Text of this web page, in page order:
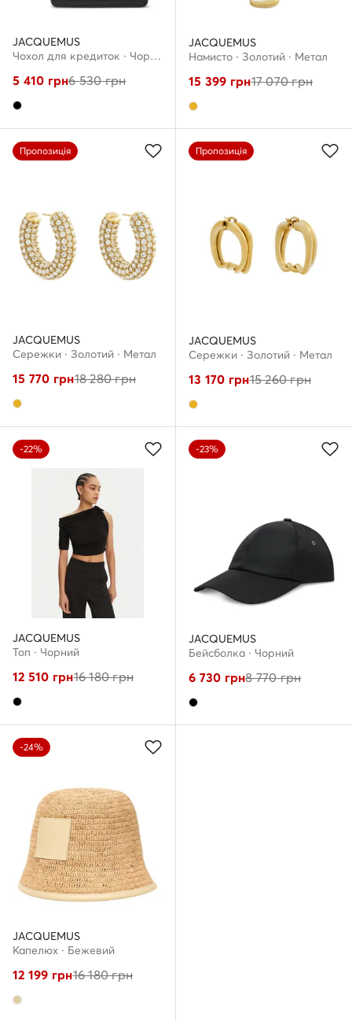
JACQUEMUS
Чохол для кредиток · Чорний
5 410 грн6 530грн
JACQUEMUS
Намисто · Золотий · Метал
15 399 грн17 070грн
Пропозиція
JACQUEMUS
Сережки · Золотий · Метал
15 770 грн18 280грн
Пропозиція
JACQUEMUS
Сережки · Золотий · Метал
13 170 грн15 260грн
-22%
JACQUEMUS
Топ · Чорний
12 510 грн16 180грн
-23%
JACQUEMUS
Бейсболка · Чорний
6 730 грн8 770грн
-24%
JACQUEMUS
Капелюх · Бежевий
12 199 грн16 180грн